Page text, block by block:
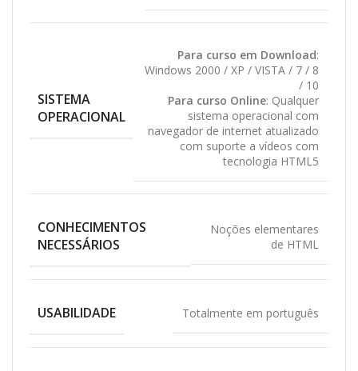
SISTEMA
OPERACIONAL
Para curso em Download:
Windows 2000 / XP / VISTA / 7 / 8
/ 10
Para curso Online: Qualquer
sistema operacional com
navegador de internet atualizado
com suporte a vídeos com
tecnologia HTML5
CONHECIMENTOS
NECESSÁRIOS
Noções elementares
de HTML
USABILIDADE Totalmente em português